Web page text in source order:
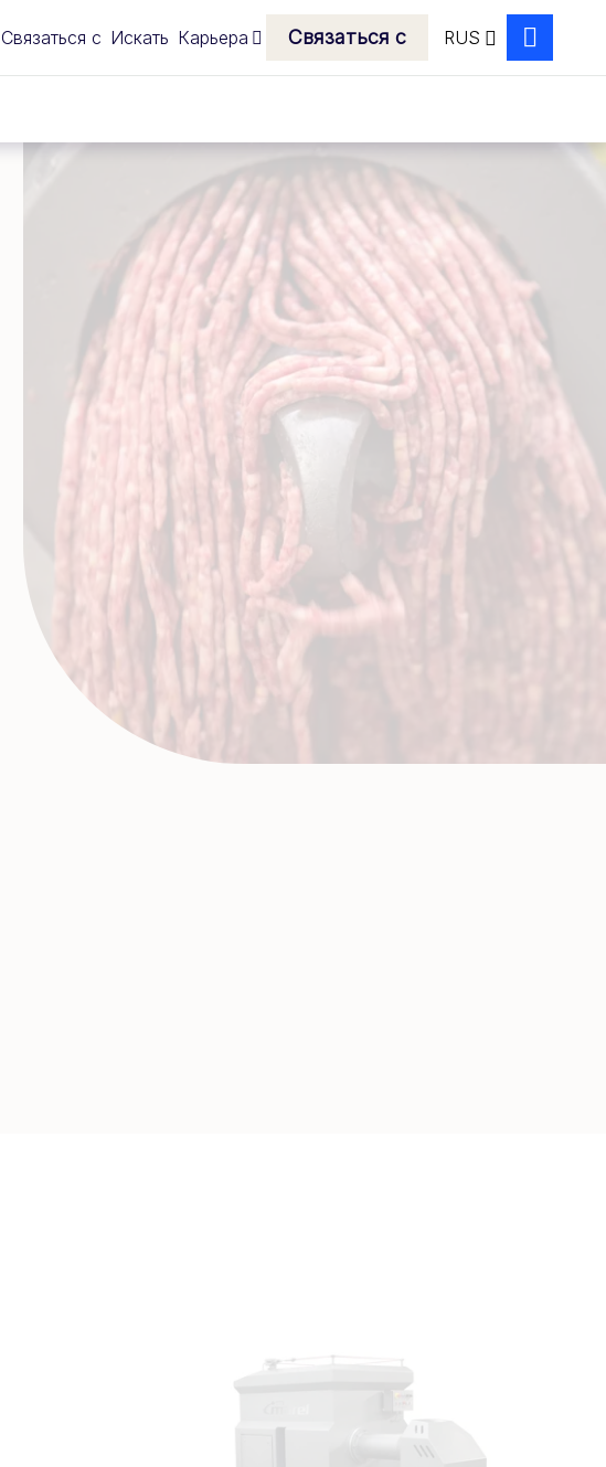
Связаться с Искать Карьера Связаться с RUS
Search